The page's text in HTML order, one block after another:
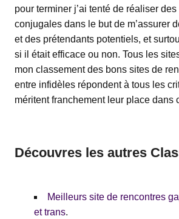
pour terminer j’ai tenté de réaliser
conjugales dans le but de m’assurer
et des prétendants potentiels, et
si il était efficace ou non. Tous les
mon classement des bons sites de
entre infidèles répondent à tous les
méritent franchement leur place dans
Découvres les autres
Meilleurs site de rencontres
et trans.